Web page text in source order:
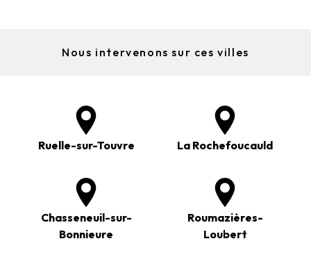
Nous intervenons sur ces villes
Ruelle-sur-Touvre La Rochefoucauld
Chasseneuil-sur-
Bonnieure
Roumazières-
Loubert